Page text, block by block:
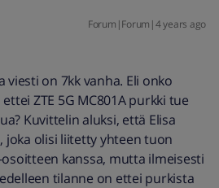
Forum|Forum|4 years ago
viesti on 7kk vanha. Eli onko
ZTE 5G MC801A purkki tue
Kuvittelin aluksi, että Elisa
joka olisi liitetty yhteen tuon
kanssa, mutta ilmeisesti
tilanne on ettei purkista